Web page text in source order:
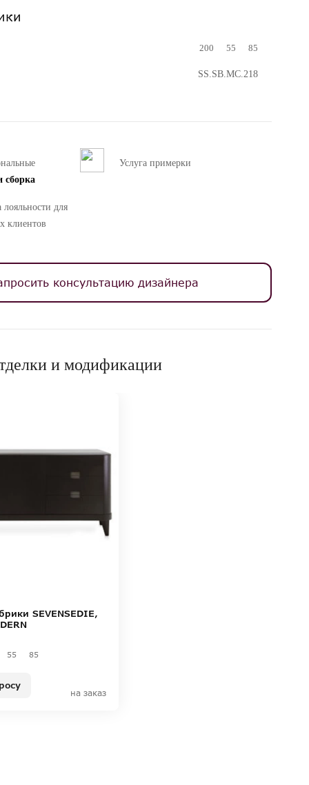
200 55 85
SS.SB.MC.218
сборка
Услуга примерки
для
клиентов
консультацию дизайнера
и модификации
SEVENSEDIE,
55 85
на заказ